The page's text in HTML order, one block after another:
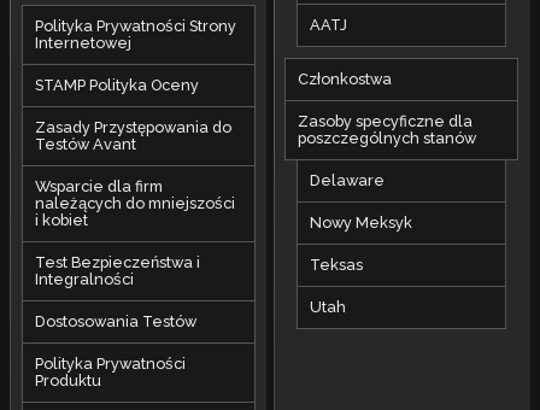
Polityka Prywatności Strony
Internetowej
STAMP Polityka Oceny
Zasady Przystępowania do
Testów Avant
Wsparcie dla firm
należących do mniejszości
i kobiet
Test Bezpieczeństwa i
Integralności
Dostosowania Testów
Polityka Prywatności
Produktu
AATJ
Członkostwa
Zasoby specyficzne dla
poszczególnych stanów
Delaware
Nowy Meksyk
Teksas
Utah